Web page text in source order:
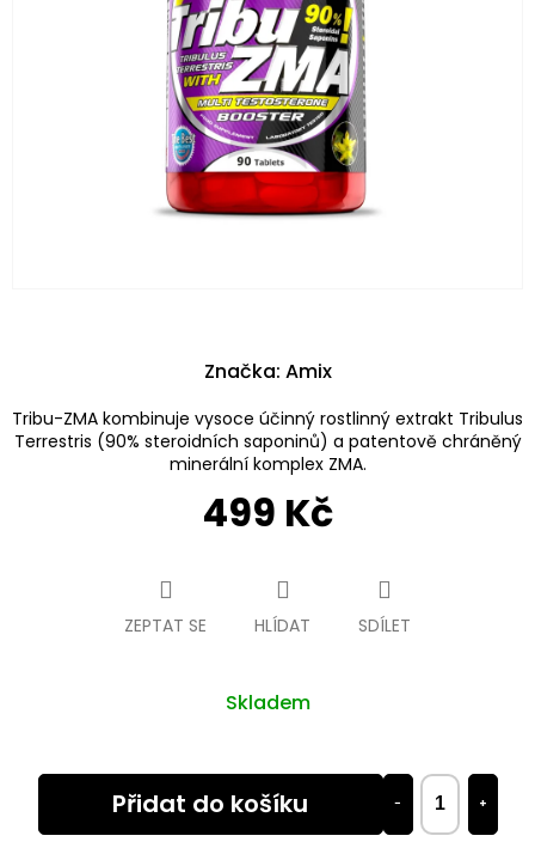
499 Kč
Skladem
+
−
Přidat do košíku
Tribu-ZMA kombinuje vysoce účinný rostlinný extrakt Tribulus
Terrestris (90% steroidních saponinů) a patentově chráněný
minerální komplex ZMA.
ZEPTAT SE HLÍDAT SDÍLET
Značka: Amix